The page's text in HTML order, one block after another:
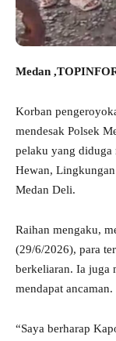
Medan
Korban
mendesak Polsek
pelaku yang diduga
Hewan,
Medan Deli.
Raihan mengaku,
(29/6/2026), para
berkeliaran. Ia juga
mendapat ancaman.
“Saya berharap